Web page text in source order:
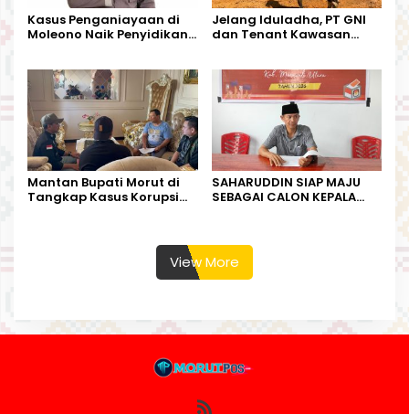
Kasus Penganiayaan di
Moleono Naik Penyidikan,
Jelang Iduladha, PT GNI
dan Tenant Kawasan
Mantan Bupati Morut di
Tangkap Kasus Korupsi
SAHARUDDIN SIAP MAJU
SEBAGAI CALON KEPALA
View More